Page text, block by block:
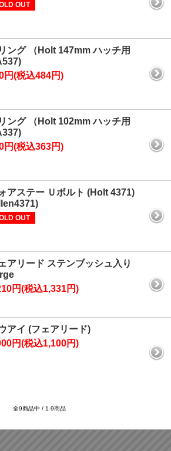
OUT
ング （Holt 147mm ハッチ用
円(税込484円)
ング （Holt 102mm ハッチ用
円(税込363円)
アステー Ｕボルト (Holt 4371)
OUT
アリード ステンブッシュ入り
円(税込1,331円)
アイ (フェアリード)
円(税込1,100円)
全9商品中 / 1-9商品